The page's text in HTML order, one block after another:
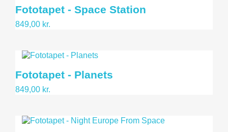
Fototapet - Space Station
849,00 kr.
Fototapet - Planets
849,00 kr.